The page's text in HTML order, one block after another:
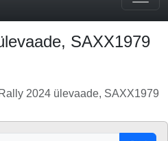
SAXX1979
2024 ülevaade, SAXX1979